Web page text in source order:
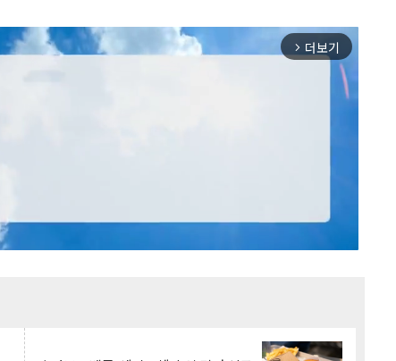
arrow_forward_ios 더보기